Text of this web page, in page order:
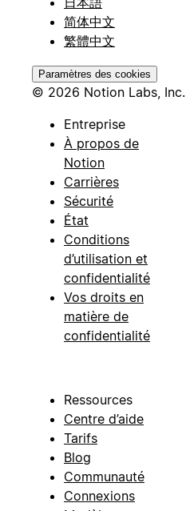
简体中文
繁體中文
Paramètres des cookies
© 2026 Notion Labs, Inc.
Entreprise
À propos de
Notion
Carrières
Sécurité
État
Conditions
d’utilisation et
confidentialité
Vos droits en
matière de
confidentialité
Ressources
Centre d’aide
Tarifs
Blog
Communauté
Connexions